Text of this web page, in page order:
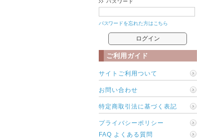
パスワード
パスワードを忘れた方はこちら
ご利用ガイド
サイトご利用ついて
お問い合わせ
特定商取引法に基づく表記
プライバシーポリシー
FAQ よくある質問